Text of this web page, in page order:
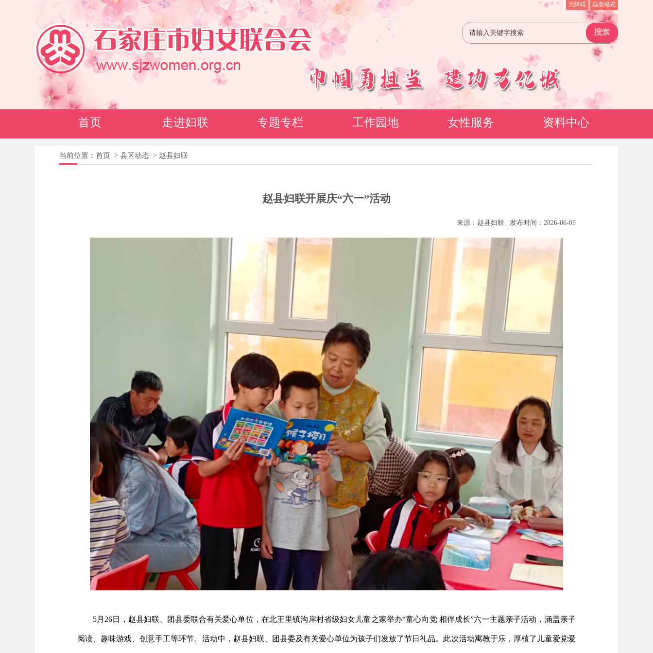
无障碍 适老模式
首页 走进妇联 专题专栏 工作园地 女性服务 资料中心
当前位置： 首页 > 县区动态 > 赵县妇联
赵县妇联开展庆“六一”活动
来源：赵县妇联 | 发布时间：2026-06-05
5月26日，赵县妇联、团县委联合有关爱心单位，在北王里镇沟岸村省级妇女儿童之家举办“童心向党 相伴成长”六一主题亲子活动，涵盖亲子
阅读、趣味游戏、创意手工等环节。活动中，赵县妇联、团县委及有关爱心单位为孩子们发放了节日礼品。此次活动寓教于乐，厚植了儿童爱党爱